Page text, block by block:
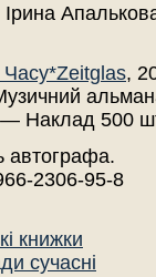
,
Наклад 500
автографа.
2306-95-8
книжки
сучасні